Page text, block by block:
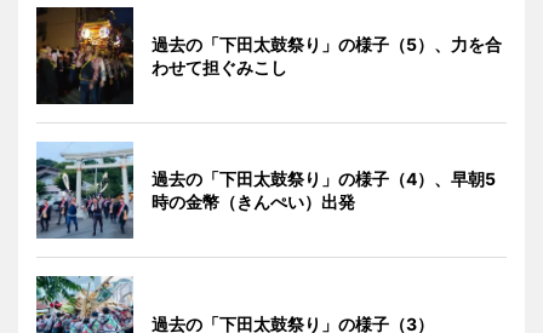
過去の「下田太鼓祭り」の様子（5）、力を合
わせて担ぐみこし
過去の「下田太鼓祭り」の様子（4）、早朝5
時の金幣（きんぺい）出発
過去の「下田太鼓祭り」の様子（3）